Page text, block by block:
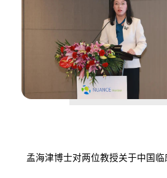
孟海津博士对两位教授关于中国